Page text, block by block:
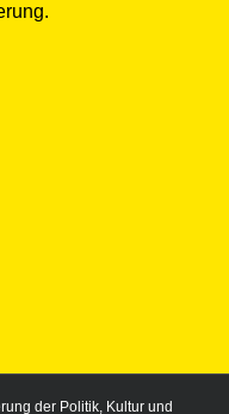
der Politik, Kultur und